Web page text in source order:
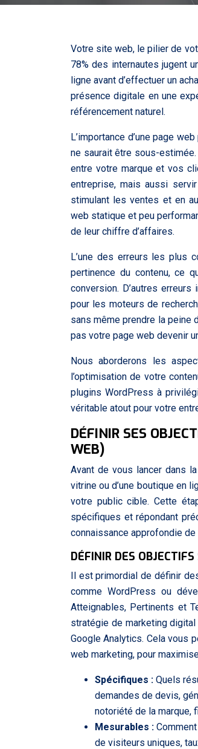
Votre site web, le pilier de
78% des internautes jugent
ligne avant d’effectuer un
présence digitale en une
référencement naturel.
L’importance d’une page
ne saurait être sous-
entre votre marque et vos
entreprise, mais aussi
stimulant les ventes et en
web statique et peu
de leur chiffre d’affaires.
L’une des erreurs les plus
pertinence du contenu, ce
conversion. D’autres
pour les moteurs de
sans même prendre la peine
pas votre page web devenir
Nous aborderons les
l’optimisation de votre
plugins WordPress à
véritable atout pour votre
DÉFINIR SES
WEB)
Avant de vous lancer dans
vitrine ou d’une boutique en
votre public cible. Cette
spécifiques et répondant
connaissance approfondie
DÉFINIR DES
Il est primordial de définir
comme WordPress ou
Atteignables, Pertinents et
stratégie de marketing
Google Analytics. Cela vous
web marketing, pour
Spécifiques : Quels
demandes de devis,
notoriété de la marque,
Mesurables :
de visiteurs uniques,